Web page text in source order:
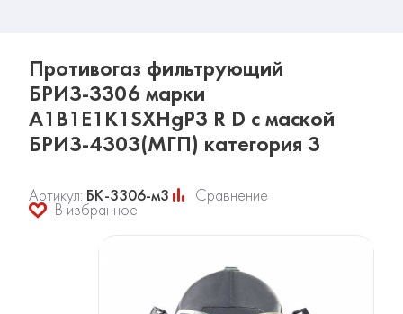
Противогаз фильтрующий
БРИЗ-3306 марки
A1B1E1K1SXHgP3 R D с маской
БРИЗ-4303(МГП) категория 3
Артикул: БК-3306-м3 Сравнение
В избранное